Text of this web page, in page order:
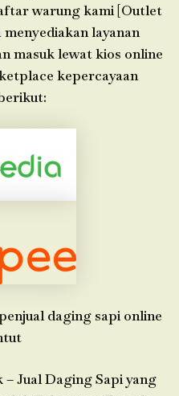
warung kami [Outlet
layanan
masuk lewat kios online
kepercayaan
daging sapi online
Jual Daging Sapi yang